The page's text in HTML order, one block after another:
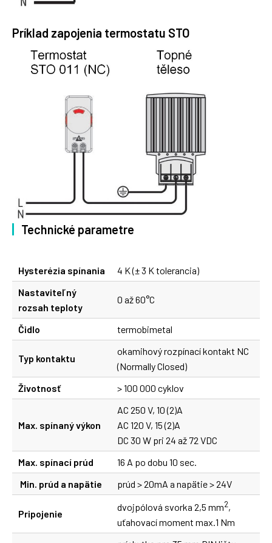
Príklad zapojenia termostatu STO
Technické parametre
Hysterézia spínania
4 K (± 3 K tolerancia)
Nastaviteľný
rozsah teploty
0 až 60°C
Čidlo termobimetal
Typ kontaktu
okamihový rozpínací kontakt NC
(Normally Closed)
Životnosť
> 100 000 cyklov
Max. spínaný výkon
AC 250 V, 10 (2)A
AC 120 V, 15 (2)A
DC 30 W pri 24 až 72 VDC
Max. spínací prúd
16 A po dobu 10 sec.
Min. prúd a napätie
prúd > 20mA a napätie > 24V
Pripojenie
dvojpólová svorka 2,5 mm2,
uťahovací moment max.1 Nm